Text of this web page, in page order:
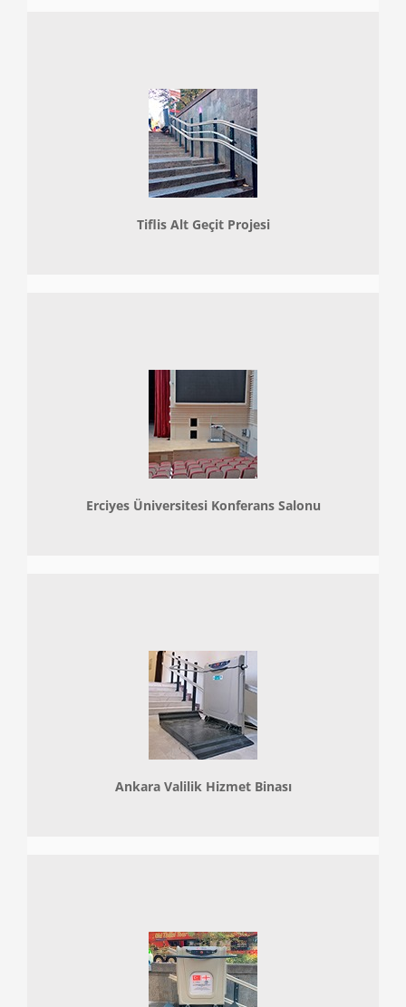
Tiflis Alt Geçit Projesi
Erciyes Üniversitesi Konferans Salonu
Ankara Valilik Hizmet Binası